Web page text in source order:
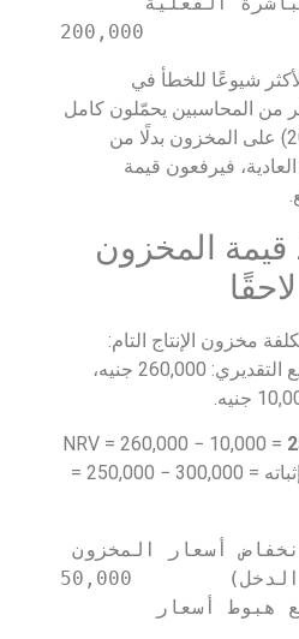
200,000
شيوعًا للخطأ في
من المحاسبين يحمّلون كامل
التكلفة الفعلية (200,000) على المخزون بدلًا من
فيرفعون قيمة
قيمة المخزون
ديسمبر 2023، تكلفة مخزون الإنتاج التام:
300,000 جنيه. سعر البيع التقديري: 260,000 جنيه،
250,000 =
(قائمة الدخل)        50,000